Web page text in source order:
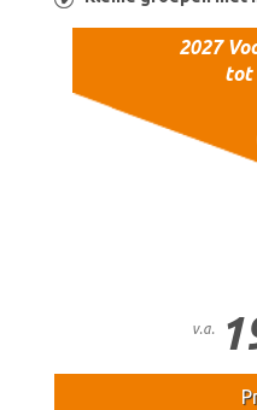
2027
tot
v.a.